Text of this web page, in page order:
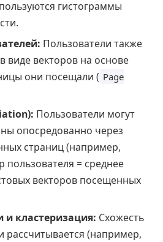
гистограммы
Пользователи также
виде векторов на основе
они посещали ( Page
Пользователи могут
опосредованно через
страниц (например,
пользователя = среднее
векторов посещенных
и кластеризация: Схожесть
рассчитывается (например,